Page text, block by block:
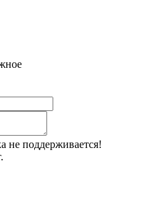
не поддерживается!